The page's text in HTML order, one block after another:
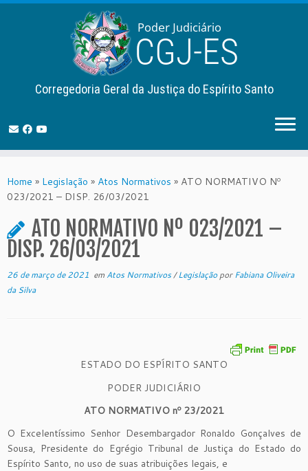
to
content
Corregedoria Geral da Justiça do Espírito Santo
Home » Legislação » Atos Normativos » ATO NORMATIVO Nº
023/2021 – DISP. 26/03/2021
ATO NORMATIVO Nº 023/2021 –
DISP. 26/03/2021
26 de março de 2021 em Atos Normativos/LegislaçãoporFabiana Oliveira
da Silva
ESTADO DO ESPÍRITO SANTO
PODER JUDICIÁRIO
ATO NORMATIVO nº 23/2021
O Excelentíssimo Senhor Desembargador Ronaldo Gonçalves de
Sousa, Presidente do Egrégio Tribunal de Justiça do Estado do
Espírito Santo, no uso de suas atribuições legais, e